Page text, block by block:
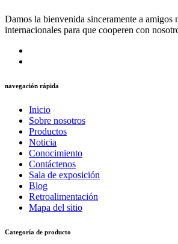
Damos la bienvenida sinceramente a amigos
internacionales para que cooperen con
navegación rápida
Inicio
Sobre nosotros
Productos
Noticia
Conocimiento
Contáctenos
Sala de exposición
Blog
Retroalimentación
Mapa del sitio
Categoría de producto